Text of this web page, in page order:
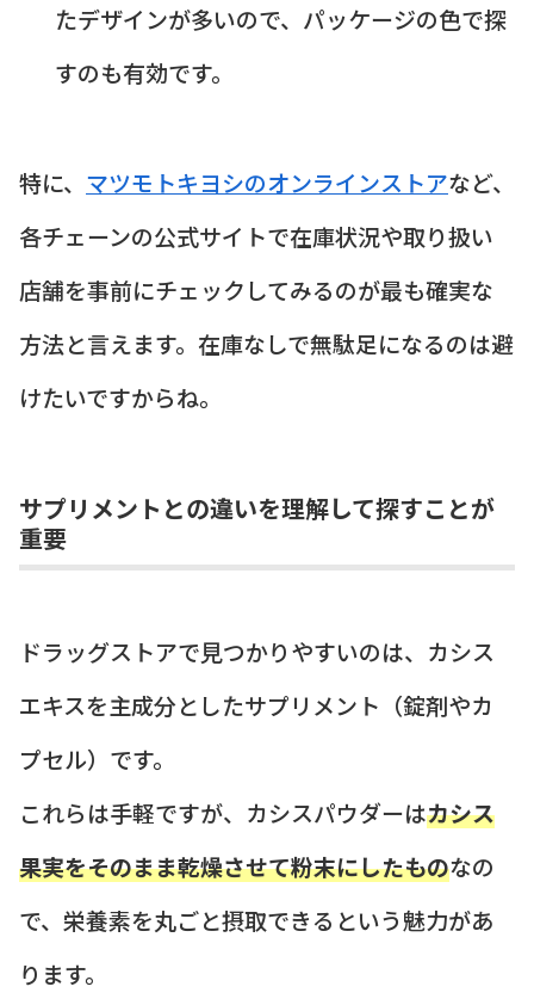
たデザインが多いので、パッケージの色で探
すのも有効です。
特に、 マツモトキヨシのオンラインストアなど、
各チェーンの公式サイトで在庫状況や取り扱い
店舗を事前にチェックしてみるのが最も確実な
方法と言えます。在庫なしで無駄足になるのは避
けたいですからね。
サプリメントとの違いを理解して探すことが
重要
ドラッグストアで見つかりやすいのは、カシス
エキスを主成分としたサプリメント（錠剤やカ
プセル）です。
これらは手軽ですが、カシスパウダーはカシス
果実をそのまま乾燥させて粉末にしたものなの
で、栄養素を丸ごと摂取できるという魅力があ
ります。